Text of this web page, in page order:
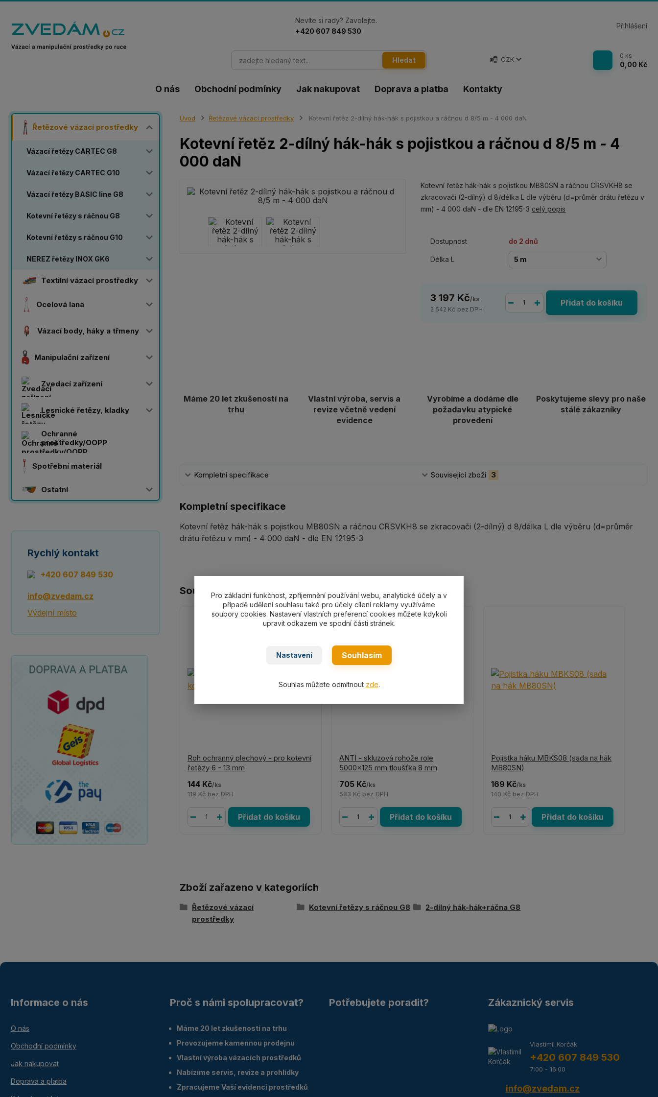
O nás Obchodní podmínky Jak nakupovat Doprava a platba Kontakty
CZK
Přihlášení
Hledat
Nevíte si rady? Zavolejte.
+420 607 849 530
0 ks
0,00 Kč
Řetězové vázací prostředky
Vázací řetězy CARTEC G8
Vázací řetězy CARTEC G10
Vázací řetězy BASIC line G8
Kotevní řetězy s ráčnou G8
Kotevní řetězy s ráčnou G10
NEREZ řetězy INOX GK6
Textilní vázací prostředky
Ocelová lana
Vázací body, háky a třmeny
Manipulační zařízení
Zvedací zařízení
Lesnické řetězy, kladky
Ochranné
prostředky/OOPP
Spotřební materiál
Ostatní
Rychlý kontakt
+420 607 849 530
info@zvedam.cz
Výdejní místo
Úvod Řetězové vázací prostředky Kotevní řetěz 2-dílný hák-hák s pojistkou a ráčnou d 8/5 m - 4 000 daN
Kotevní řetěz 2-dílný hák-hák s pojistkou a ráčnou d 8/5 m - 4
000 daN
Kotevní řetěz hák-hák s pojistkou MB80SN a ráčnou CRSVKH8 se
zkracovači (2-dílný) d 8/délka L dle výběru (d=průměr drátu řetězu v
mm) - 4 000 daN - dle EN 12195-3 celý popis
Dostupnost do 2 dnů
Délka L
3 197 Kč/ks
2 642 Kč bez DPH
Přidat do košíku
Máme 20 let zkušeností na
trhu
Vlastní výroba, servis a
revize včetně vedení
evidence
Vyrobíme a dodáme dle
požadavku atypické
provedení
Poskytujeme slevy pro naše
stálé zákazníky
Kompletní specifikace Související zboží 3
Kompletní specifikace
Kotevní řetěz hák-hák s pojistkou MB80SN a ráčnou CRSVKH8 se zkracovači (2-dílný) d 8/délka L dle výběru (d=průměr
drátu řetězu v mm) - 4 000 daN - dle EN 12195-3
Související zboží 3
Roh ochranný plechový - pro kotevní
řetězy 6 - 13 mm
144 Kč/ks
119 Kč bez DPH
Přidat do košíku
ANTI - skluzová rohože role
5000x125 mm tloušťka 8 mm
705 Kč/ks
583 Kč bez DPH
Přidat do košíku
Pojistka háku MBKS08 (sada na hák
MB80SN)
169 Kč/ks
140 Kč bez DPH
Přidat do košíku
Zboží zařazeno v kategoriích
Řetězové vázací
prostředky
Kotevní řetězy s ráčnou G8 2-dílný hák-hák+ráčna G8
Informace o nás
O nás
Obchodní podmínky
Jak nakupovat
Doprava a platba
Proč s námi spolupracovat?
Máme 20 let zkušeností na trhu
Provozujeme kamennou prodejnu
Vlastní výroba vázacích prostředků
Nabízíme servis, revize a prohlídky
Zpracujeme Vaší evidenci prostředků
Potřebujete poradit? Zákaznický servis
Vlastimil Korčák
+420 607 849 530
7:00 - 16:00
info@zvedam.cz
Pro základní funkčnost, zpříjemnění používání webu, analytické účely a v
případě udělení souhlasu také pro účely cílení reklamy využíváme
soubory cookies. Nastavení vlastních preferencí cookies můžete kdykoli
upravit odkazem ve spodní části stránek.
Nastavení Souhlasím
Souhlas můžete odmítnout zde.